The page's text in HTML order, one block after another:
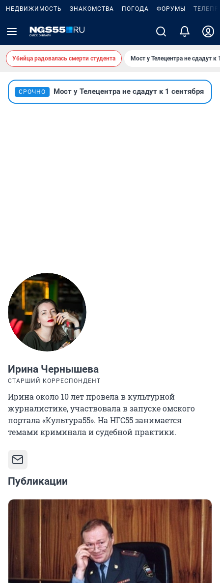
НЕДВИЖИМОСТЬ ЗНАКОМСТВА ПОГОДА ФОРУМЫ
Убийца радовалась смерти студента Мост у Телецентра не сдадут к
СРОЧНО Мост у Телецентра не сдадут к 1 сентября
Ирина Чернышева
СТАРШИЙ КОРРЕСПОНДЕНТ
Ирина около 10 лет провела в культурной
журналистике, участвовала в запуске омского
портала «Культура55». На НГС55 занимается
темами криминала и судебной практики.
Публикации